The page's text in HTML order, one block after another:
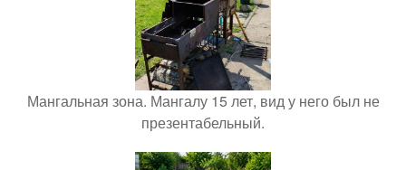
Мангальная зона. Мангалу 15 лет, вид у него был не
презентабельный.